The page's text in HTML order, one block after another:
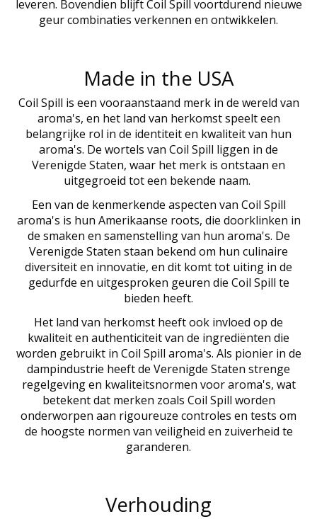
leveren. Bovendien blijft Coil Spill voortdurend nieuwe
geur combinaties verkennen en ontwikkelen.
Made in the USA
Coil Spill is een vooraanstaand merk in de wereld van
aroma's, en het land van herkomst speelt een
belangrijke rol in de identiteit en kwaliteit van hun
aroma's. De wortels van Coil Spill liggen in de
Verenigde Staten, waar het merk is ontstaan en
uitgegroeid tot een bekende naam.
Een van de kenmerkende aspecten van Coil Spill
aroma's is hun Amerikaanse roots, die doorklinken in
de smaken en samenstelling van hun aroma's. De
Verenigde Staten staan ​​bekend om hun culinaire
diversiteit en innovatie, en dit komt tot uiting in de
gedurfde en uitgesproken geuren die Coil Spill te
bieden heeft.
Het land van herkomst heeft ook invloed op de
kwaliteit en authenticiteit van de ingrediënten die
worden gebruikt in Coil Spill aroma's. Als pionier in de
dampindustrie heeft de Verenigde Staten strenge
regelgeving en kwaliteitsnormen voor aroma's, wat
betekent dat merken zoals Coil Spill worden
onderworpen aan rigoureuze controles en tests om
de hoogste normen van veiligheid en zuiverheid te
garanderen.
Verhouding